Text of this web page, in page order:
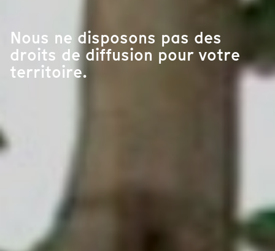
Nous ne disposons pas des
droits de diffusion pour votre
territoire.